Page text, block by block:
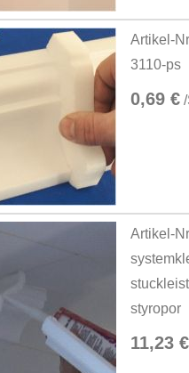
Artikel-
3110-ps
0,69 €
Artikel-
styropor
11,23 €